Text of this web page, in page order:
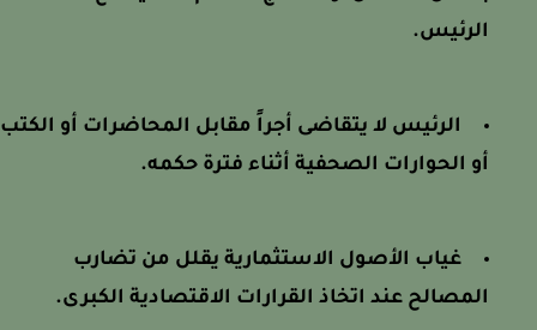
الرئيس.
الرئيس لا يتقاضى أجراً مقابل المحاضرات أو الكتب
أو الحوارات الصحفية أثناء فترة حكمه.
غياب الأصول الاستثمارية يقلل من تضارب
المصالح عند اتخاذ القرارات الاقتصادية الكبرى.